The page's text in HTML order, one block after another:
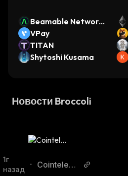
Beamable Network
Token
VPay
TITAN
Shytoshi Kusama
Новости Broccoli
1г
назад
•
Cointelegr